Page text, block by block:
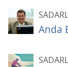
Anda